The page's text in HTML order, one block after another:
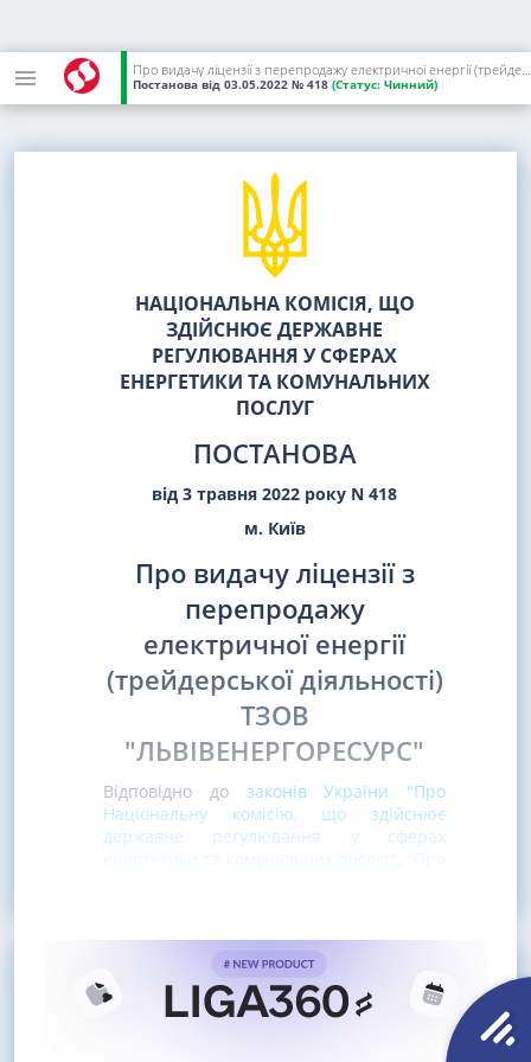
Про видачу ліцензії з перепродажу електричної енергії (трейдерської діяльності) ТЗОВ "ЛЬВІВЕНЕРГОРЕСУРС"
Постанова від 03.05.2022 № 418 (Статус: Чинний)
НАЦІОНАЛЬНА КОМІСІЯ, ЩО
ЗДІЙСНЮЄ ДЕРЖАВНЕ
РЕГУЛЮВАННЯ У СФЕРАХ
ЕНЕРГЕТИКИ ТА КОМУНАЛЬНИХ
ПОСЛУГ
ПОСТАНОВА
від 3 травня 2022 року N 418
м. Київ
Про видачу ліцензії з
перепродажу
електричної енергії
(трейдерської діяльності)
ТЗОВ
"ЛЬВІВЕНЕРГОРЕСУРС"
Відповідно до законів України "Про
Національну комісію, що здійснює
державне регулювання у сферах
енергетики та комунальних послуг"
"Про